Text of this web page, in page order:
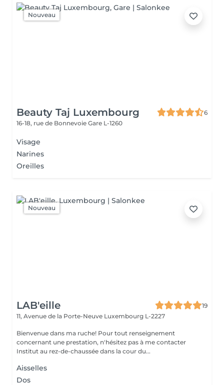
Nouveau
Beauty Taj Luxembourg
6
16-18, rue de Bonnevoie Gare L-1260
Visage
Narines
Oreilles
Nouveau
LAB'eille
19
11, Avenue de la Porte-Neuve Luxembourg L-2227
Bienvenue dans ma ruche! Pour tout renseignement
concernant une prestation, n'hésitez pas à me contacter
Institut au rez-de-chaussée dans la cour du...
Aisselles
Dos